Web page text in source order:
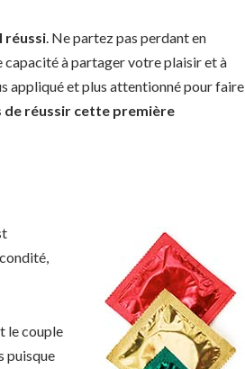
réussi. Ne partez pas perdant en
capacité à partager votre plaisir et à
appliqué et plus attentionné pour faire
de réussir cette première
le couple
puisque